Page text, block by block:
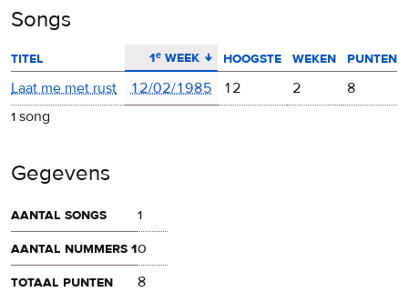
Songs
titel 1ᵉ week
aflopend sorteren hoogste weken
punten
Laat me met rust
12/02/1985 12 2
8
1 song
Gegevens
aantal songs
1
aantal nummers 10
totaal punten
8